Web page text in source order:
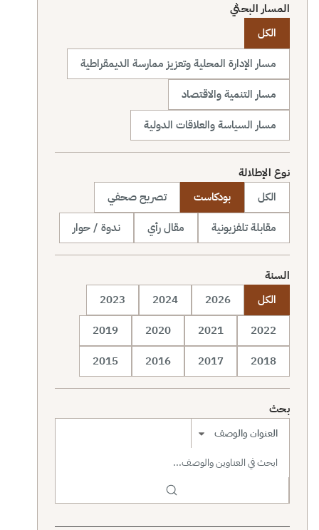
المسار البحثي
الكل
مسار الإدارة المحلية وتعزيز ممارسة الديمقراطية
مسار التنمية والاقتصاد
مسار السياسة والعلاقات الدولية
نوع الإطلالة
الكل
بودكاست
تصريح صحفي
مقابلة تلفزيونية
مقال رأي ندوة / حوار
السنة
الكل
2026
2024
2023
2022
2021
2020
2019
2018
2017
2016
2015
بحث
نطاق البحث